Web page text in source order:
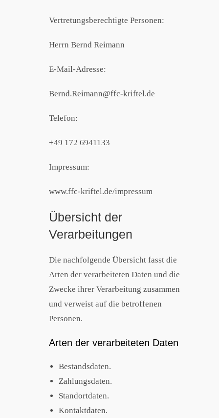
Vertretungsberechtigte Personen:
Herrn Bernd Reimann
E-Mail-Adresse:
Bernd.Reimann@ffc-kriftel.de
Telefon:
+49 172 6941133
Impressum:
www.ffc-kriftel.de/impressum
Übersicht der
Verarbeitungen
Die nachfolgende Übersicht fasst die
Arten der verarbeiteten Daten und die
Zwecke ihrer Verarbeitung zusammen
und verweist auf die betroffenen
Personen.
Arten der verarbeiteten Daten
Bestandsdaten.
Zahlungsdaten.
Standortdaten.
Kontaktdaten.